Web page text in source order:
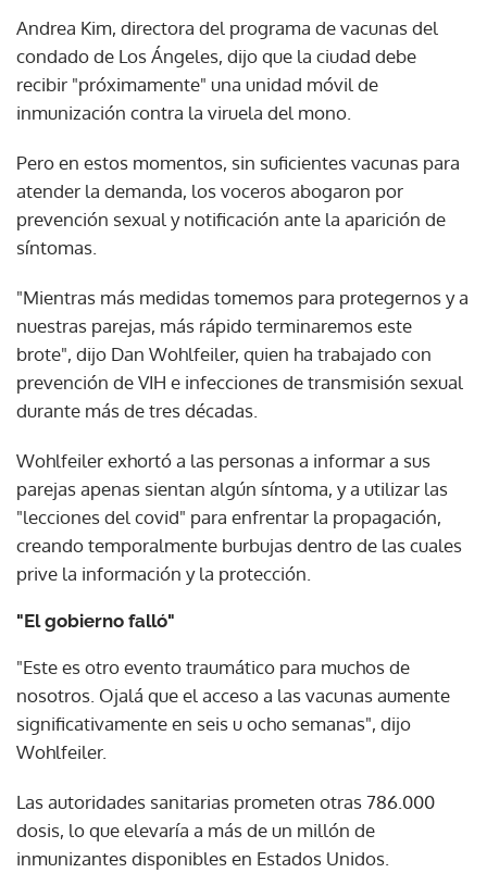
Andrea Kim, directora del programa de vacunas del
condado de Los Ángeles, dijo que la ciudad debe
recibir "próximamente" una unidad móvil de
inmunización contra la viruela del mono.
Pero en estos momentos, sin suficientes vacunas para
atender la demanda, los voceros abogaron por
prevención sexual y notificación ante la aparición de
síntomas.
"Mientras más medidas tomemos para protegernos y a
nuestras parejas, más rápido terminaremos este
brote", dijo Dan Wohlfeiler, quien ha trabajado con
prevención de VIH e infecciones de transmisión sexual
durante más de tres décadas.
Wohlfeiler exhortó a las personas a informar a sus
parejas apenas sientan algún síntoma, y a utilizar las
"lecciones del covid" para enfrentar la propagación,
creando temporalmente burbujas dentro de las cuales
prive la información y la protección.
"El gobierno falló"
"Este es otro evento traumático para muchos de
nosotros. Ojalá que el acceso a las vacunas aumente
significativamente en seis u ocho semanas", dijo
Wohlfeiler.
Las autoridades sanitarias prometen otras 786.000
dosis, lo que elevaría a más de un millón de
inmunizantes disponibles en Estados Unidos.